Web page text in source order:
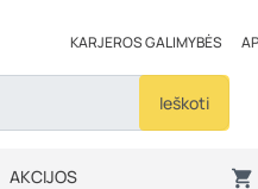
KARJEROS GALIMYBĖS
Ieškoti
AKCIJOS